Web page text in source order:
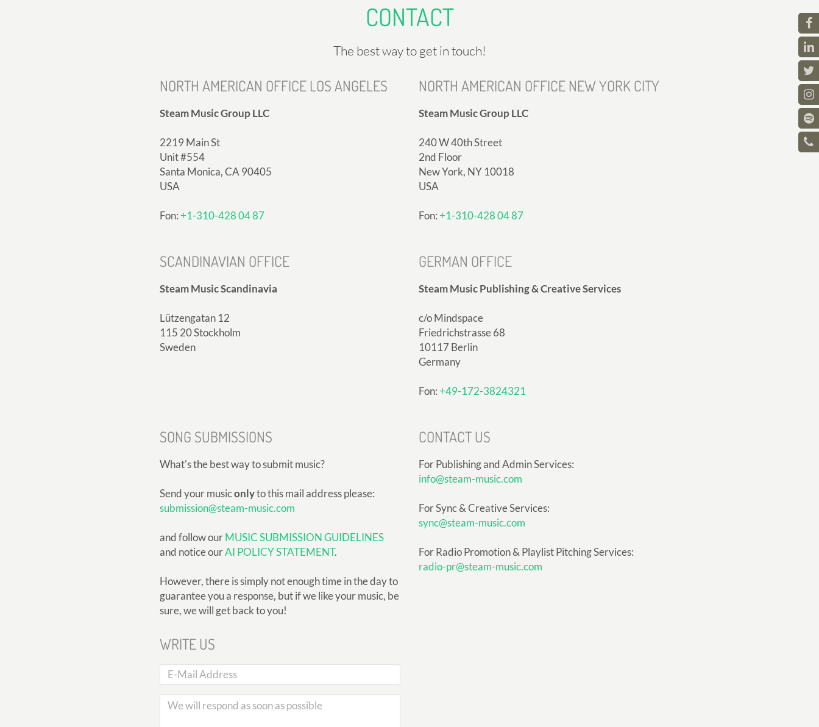
CONTACT
The best way to get in touch!
NORTH AMERICAN OFFICE LOS ANGELES
Steam Music Group LLC
2219 Main St
Unit #554
Santa Monica, CA 90405
USA
Fon:+1-310-428 04 87
NORTH AMERICAN OFFICE NEW YORK CITY
Steam Music Group LLC
240 W 40th Street
2nd Floor
New York, NY 10018
USA
Fon:+1-310-428 04 87
SCANDINAVIAN OFFICE
Steam Music Scandinavia
Lützengatan 12
115 20 Stockholm
Sweden
GERMAN OFFICE
Steam Music Publishing & Creative Services
c/o Mindspace
Friedrichstrasse 68
10117 Berlin
Germany
Fon:+49-172-3824321
SONG SUBMISSIONS
What's the best way to submit music?
Send your musiconlyto this mail address please:
submission@steam-music.com
and follow ourMUSIC SUBMISSION GUIDELINES
and notice ourAI POLICY STATEMENT.
However, there is simply not enough time in the day to
guarantee you a response, but if we like your music, be
sure, we will get back to you!
CONTACT US
For Publishing and Admin Services:
info@steam-music.com
For Sync & Creative Services:
sync@steam-music.com
For Radio Promotion & Playlist Pitching Services:
radio-pr@steam-music.com
WRITE US